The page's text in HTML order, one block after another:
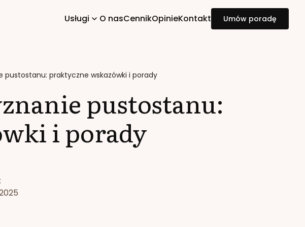
Usługi O nasCennikOpinieKontakt Umów poradę
pustostanu: praktyczne wskazówki i porady
pustostanu:
i porady